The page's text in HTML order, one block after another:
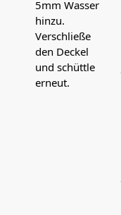
5mm Wasser
hinzu.
Verschließe
den Deckel
und schüttle
erneut.